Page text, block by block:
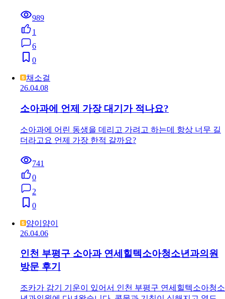
989
1
6
0
채소걸
26.04.08
소아과에 언제 가장 대기가 적나요?
소아과에 어린 동생을 데리고 가려고 하는데 항상 너무 길
더라고요 언제 가장 한적 갈까요?
741
0
2
0
얌이얌이
26.04.06
인천 부평구 소아과 연세힐텍소아청소년과의원
방문 후기
조카가 감기 기운이 있어서 인천 부평구 연세힐텍소아청소